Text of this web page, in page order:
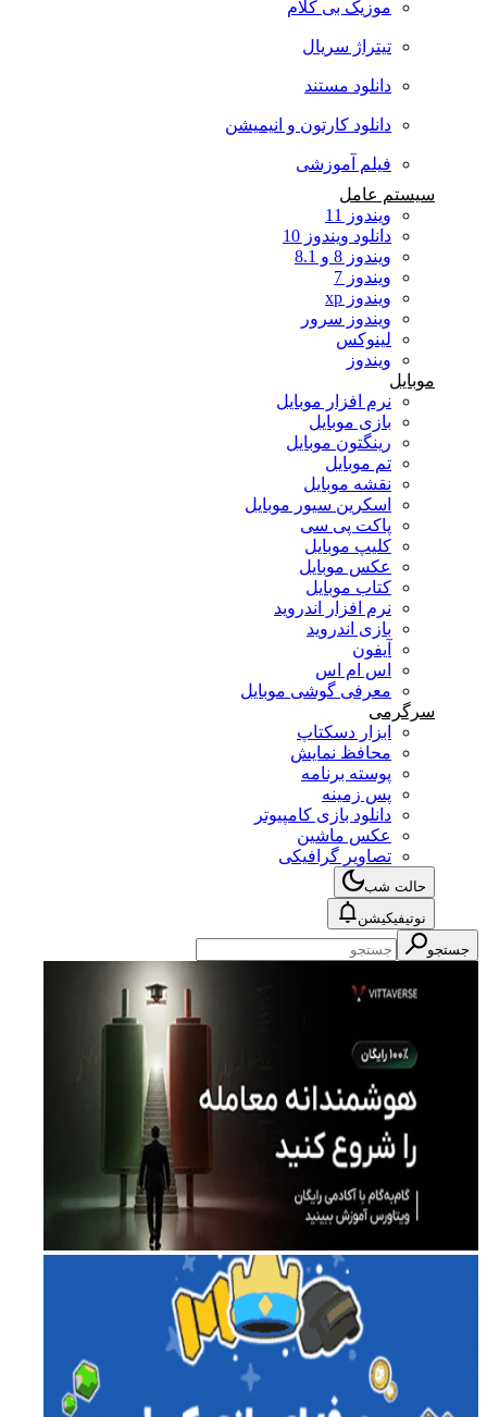
موزیک بی کلام
تیتراژ سریال
دانلود مستند
دانلود کارتون و انیمیشن
فیلم آموزشی
سیستم عامل
ویندوز 11
دانلود ویندوز 10
ویندوز 8 و 8.1
ویندوز 7
ویندوز xp
ویندوز سرور
لینوکس
ویندوز
موبایل
نرم افزار موبایل
بازی موبایل
رینگتون موبایل
تم موبایل
نقشه موبایل
اسکرین سیور موبایل
پاکت پی سی
کلیپ موبایل
عکس موبایل
کتاب موبایل
نرم افزار اندروید
بازی اندروید
آیفون
اس ام اس
معرفی گوشی موبایل
سرگرمی
ابزار دسکتاپ
محافظ نمایش
پوسته برنامه
پس زمینه
دانلود بازی کامپیوتر
عکس ماشین
تصاویر گرافیکی
حالت شب
نوتیفیکیشن
جستجو